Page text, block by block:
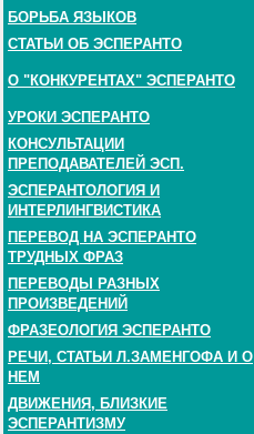
БОРЬБА ЯЗЫКОВ
СТАТЬИ ОБ ЭСПЕРАНТО
О "КОНКУРЕНТАХ" ЭСПЕРАНТО
УРОКИ ЭСПЕРАНТО
КОНСУЛЬТАЦИИ
ПРЕПОДАВАТЕЛЕЙ ЭСП.
ЭСПЕРАНТОЛОГИЯ И
ИНТЕРЛИНГВИСТИКА
ПЕРЕВОД НА ЭСПЕРАНТО
ТРУДНЫХ ФРАЗ
ПЕРЕВОДЫ РАЗНЫХ
ПРОИЗВЕДЕНИЙ
ФРАЗЕОЛОГИЯ ЭСПЕРАНТО
РЕЧИ, СТАТЬИ Л.ЗАМЕНГОФА И О
НЕМ
ДВИЖЕНИЯ, БЛИЗКИЕ
ЭСПЕРАНТИЗМУ